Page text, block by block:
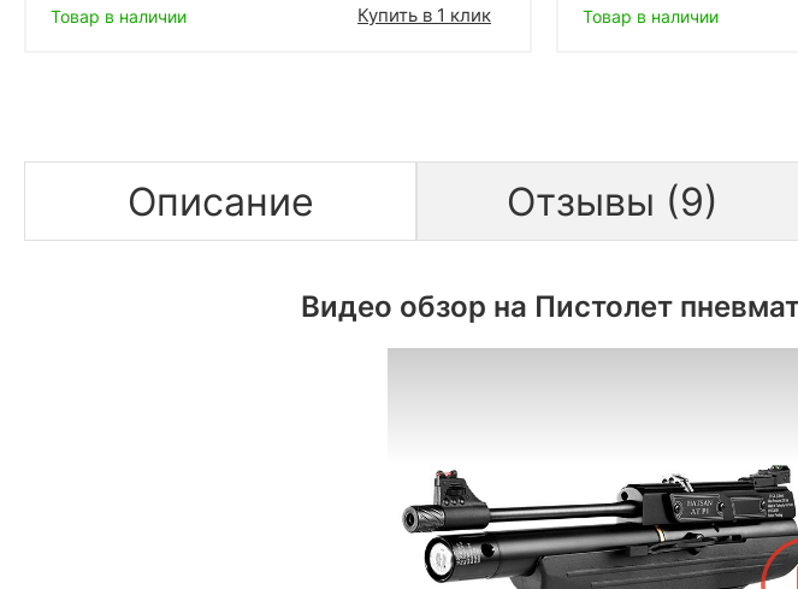
Товар в наличии Купить в 1 клик Товар в наличии
Описание Отзывы (9)
Видео обзор на Пистолет